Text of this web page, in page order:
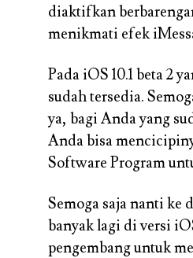
diaktifkan
menikmati efek
Pada iOS 10.1 beta 2
sudah tersedia.
ya, bagi Anda yang
Anda bisa
Software Program
Semoga saja nanti ke
banyak lagi di versi
pengembang untuk